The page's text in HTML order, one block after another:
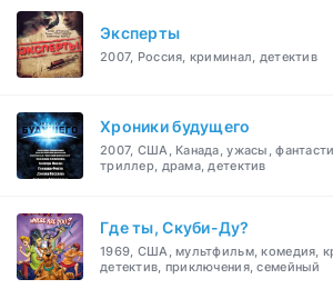
Эксперты
2007, Россия, криминал, детектив
Хроники будущего
2007, США, Канада, ужасы,
триллер, драма, детектив
Где ты, Скуби-Ду?
1969, США, мультфильм, комедия,
детектив, приключения, семейный